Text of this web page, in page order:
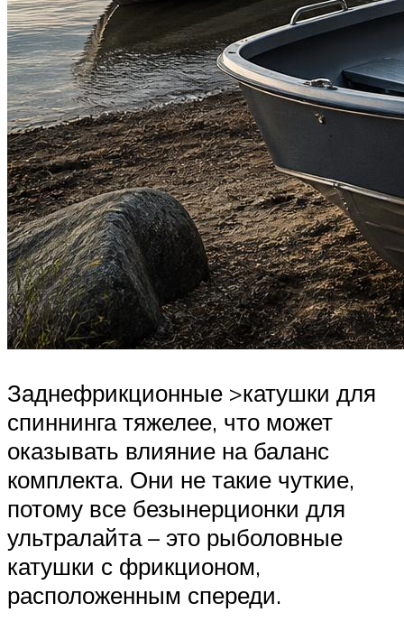
Заднефрикционные >катушки для
спиннинга тяжелее, что может
оказывать влияние на баланс
комплекта. Они не такие чуткие,
потому все безынерционки для
ультралайта – это рыболовные
катушки с фрикционом,
расположенным спереди.